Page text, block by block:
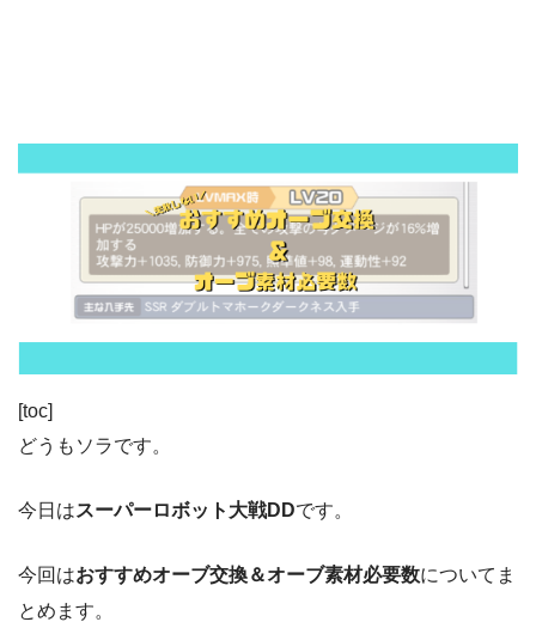
[toc]
どうもソラです。
今日はスーパーロボット大戦DDです。
今回はおすすめオーブ交換＆オーブ素材必要数についてま
とめます。